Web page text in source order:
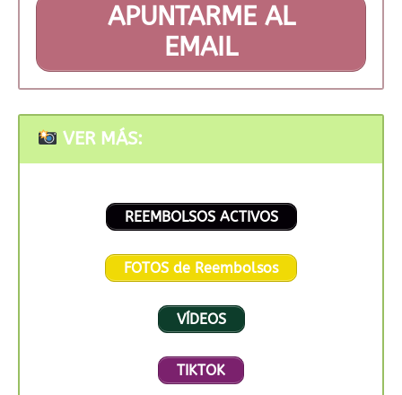
APUNTARME AL
EMAIL
VER MÁS:
REEMBOLSOS ACTIVOS
FOTOS de Reembolsos
VÍDEOS
TIKTOK